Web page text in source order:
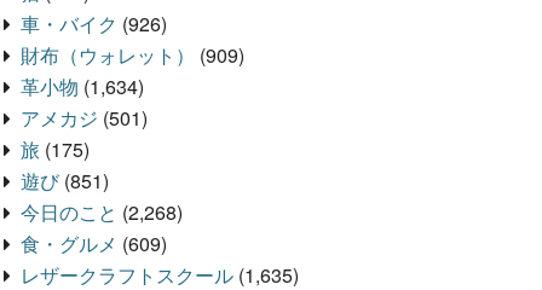
車・バイク (926)
財布（ウォレット）
(909)
革小物 (1,634)
アメカジ (501)
旅 (175)
遊び(851)
今日のこと (2,268)
食・グルメ (609)
レザークラフトスクール (1,635)